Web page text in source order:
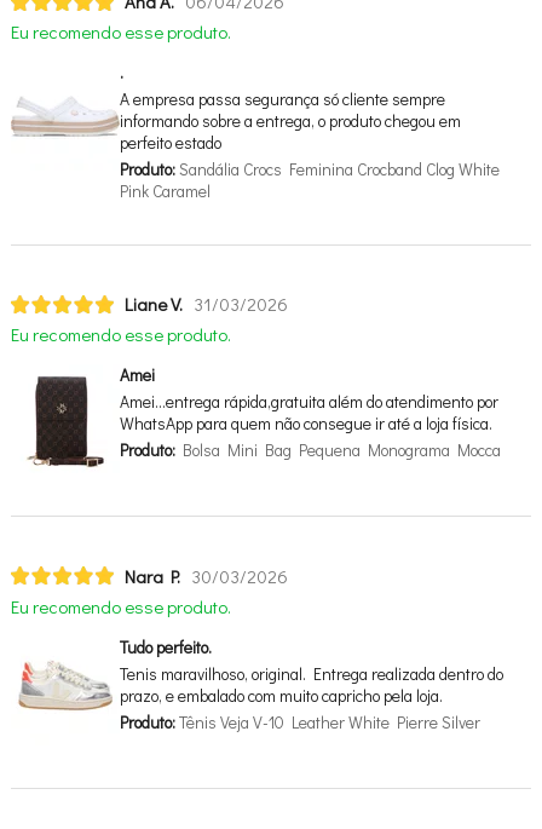
Eu recomendo esse produto.
.
A empresa passa segurança só cliente sempre
informando sobre a entrega, o produto chegou em
perfeito estado
Produto:Sandália Crocs Feminina Crocband Clog White
Pink Caramel
Liane V. 31/03/2026
Eu recomendo esse produto.
Amei
Amei…entrega rápida,gratuita além do atendimento por
WhatsApp para quem não consegue ir até a loja física.
Produto:Bolsa Mini Bag Pequena Monograma Mocca
Nara P. 30/03/2026
Eu recomendo esse produto.
Tudo perfeito.
Tenis maravilhoso, original. Entrega realizada dentro do
prazo, e embalado com muito capricho pela loja.
Produto:Tênis Veja V-10 Leather White Pierre Silver